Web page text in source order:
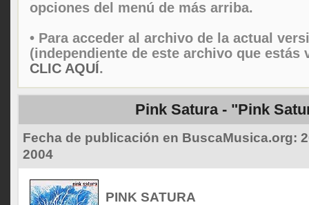
opciones del menú de más arriba.
• Para acceder al archivo de la actual
(independiente de este archivo que
CLIC AQUÍ.
Pink Satura - "Pink
Fecha de publicación en BuscaMusica.org:
2004
PINK SATURA